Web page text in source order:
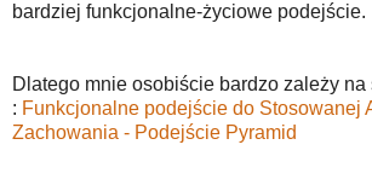
bardziej funkcjonalne-życiowe podejście.
Dlatego mnie osobiście bardzo zależy na
: Funkcjonalne podejście do Stosowanej
Zachowania - Podejście Pyramid